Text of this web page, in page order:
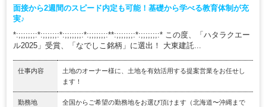
面接から2週間のスピード内定も可能！基礎から学べる教育体制が充
実♪
*:;;;;;;;:*:;;;;;;:*:;;;;;;;:*:;;;;;;;:**:;;;;;;;:*:;;;;;;;:* この度、「ハタラクエー
ル2025」受賞、「なでしこ銘柄」に選出！ 大東建託...
仕事内容
土地のオーナー様に、土地を有効活用する提案営業をお任せし
ます！
勤務地
全国からご希望の勤務地をお選び頂けます（北海道〜沖縄まで